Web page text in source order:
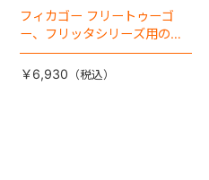
フィカゴー フリートゥーゴ
ー、フリッタシリーズ用のペ
ットカートマット登場！
￥6,930